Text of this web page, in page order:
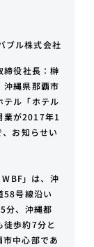
ブル株式会社
役社長：榊
沖縄県那覇市
テル「ホテル
業が2017年1
お知らせい
」は、沖
58号線沿い
分、沖縄都
徒歩約7分と
中心部であ